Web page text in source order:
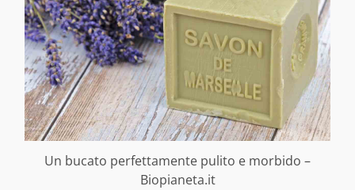
Un bucato perfettamente pulito e morbido –
Biopianeta.it